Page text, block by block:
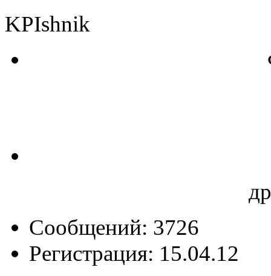
KPIshnik
Сообщений: 3726
Регистрация: 15.04.12